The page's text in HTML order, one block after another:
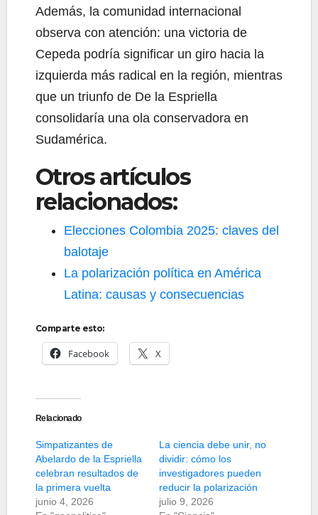
Además, la comunidad internacional
observa con atención: una victoria de
Cepeda podría significar un giro hacia la
izquierda más radical en la región, mientras
que un triunfo de De la Espriella
consolidaría una ola conservadora en
Sudamérica.
Otros artículos
relacionados:
Elecciones Colombia 2025: claves del
balotaje
La polarización política en América
Latina: causas y consecuencias
Comparte esto:
Facebook X
Relacionado
Simpatizantes de
Abelardo de la Espriella
celebran resultados de
la primera vuelta
junio 4, 2026
La ciencia debe unir, no
dividir: cómo los
investigadores pueden
reducir la polarización
julio 9, 2026